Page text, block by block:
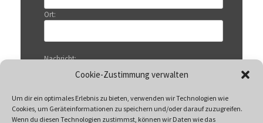
Cookie-Zustimmung verwalten
Um dir ein optimales Erlebnis zu bieten, verwenden wir Technologien wie
Cookies, um Geräteinformationen zu speichern und/oder darauf zuzugreifen.
Wenn du diesen Technologien zustimmst, können wir Daten wie das
Ort:
Nachricht: